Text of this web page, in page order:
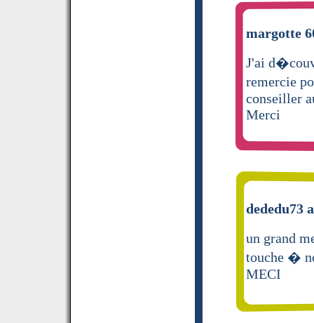
margotte
J'ai
remercie
conseiller
Merci
dededu73
un grand
touche �
MECI